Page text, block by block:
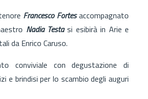
Francesco Fortesaccompagnato
Nadia Testasi esibirà in Arie e
da Enrico Caruso.
conviviale con degustazione di
e brindisi per lo scambio degli auguri